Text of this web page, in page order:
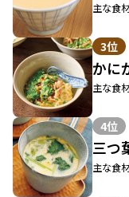
主な食
3位
かに
主な食
4位
三つ
主な食